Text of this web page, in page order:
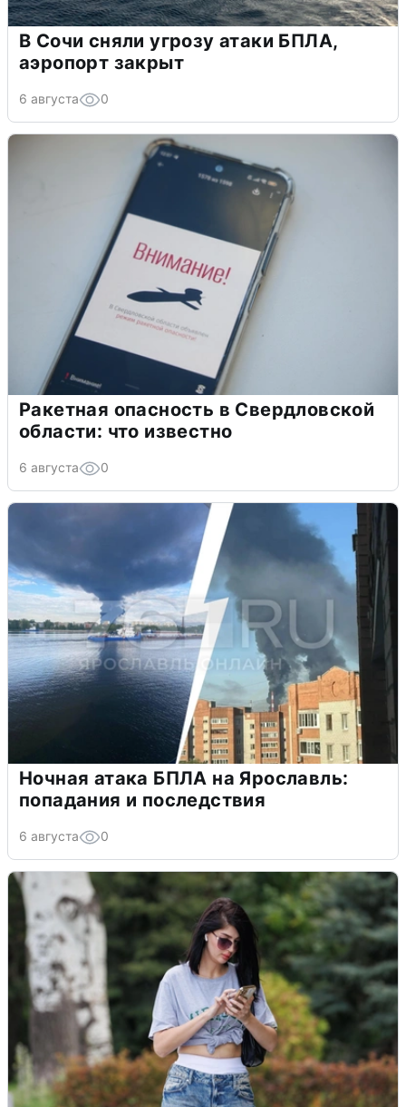
В Сочи сняли угрозу атаки БПЛА,
аэропорт закрыт
6 августа 0
Ракетная опасность в Свердловской
области: что известно
6 августа 0
Ночная атака БПЛА на Ярославль:
попадания и последствия
6 августа 0